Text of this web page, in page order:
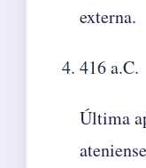
externa.
416 a.C.
Última